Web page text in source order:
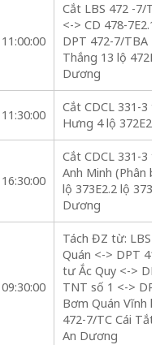
Cắt LBS 472 -7/
<-> CD 478-
DPT 472-7/TBA
Thắng 13 lộ
Dương
Cắt CDCL 331-3
Hưng 4 lộ
Cắt CDCL 331-3
Anh Minh (Phân
lộ 373E2.2 lộ
Dương
Tách ĐZ từ: LBS
Quán <-> DPT
tư Ắc Quy <->
TNT số 1 <->
Bơm Quán Vĩnh
472-7/TC Cái Tắt
An Dương